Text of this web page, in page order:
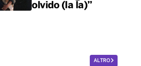
olvido (la la)”
ALTRO